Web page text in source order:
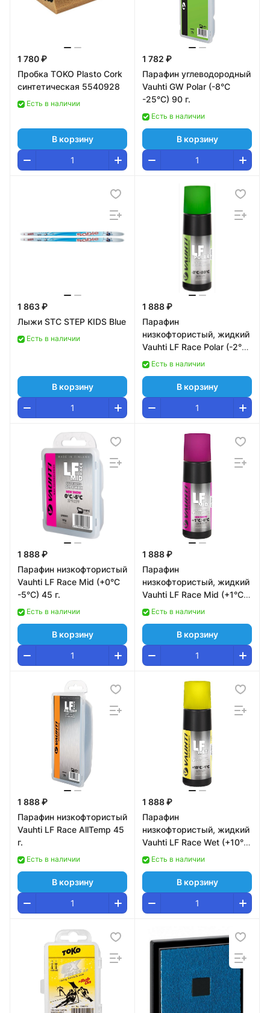
1 780 ₽
Пробка TOKO Plasto Cork
синтетическая 5540928
Есть в наличии
В корзину
1 782 ₽
Парафин углеводородный
Vauhti GW Polar (-8°С
-25°С) 90 г.
Есть в наличии
В корзину
1 863 ₽
Лыжи STC STEP KIDS Blue
Есть в наличии
В корзину
1 888 ₽
Парафин
низкофтористый, жидкий
Vauhti LF Race Polar (-2°С
-20°С) 80 ml.
Есть в наличии
В корзину
1 888 ₽
Парафин низкофтористый
Vauhti LF Race Mid (+0°С
-5°С) 45 г.
Есть в наличии
В корзину
1 888 ₽
Парафин
низкофтористый, жидкий
Vauhti LF Race Mid (+1°С
-8°С) 80 ml. EV-341-QLFM
Есть в наличии
В корзину
1 888 ₽
Парафин низкофтористый
Vauhti LF Race AllTemp 45
г.
Есть в наличии
В корзину
1 888 ₽
Парафин
низкофтористый, жидкий
Vauhti LF Race Wet (+10°С
-1°С) 80 ml. EV-341-QLFW
Есть в наличии
В корзину